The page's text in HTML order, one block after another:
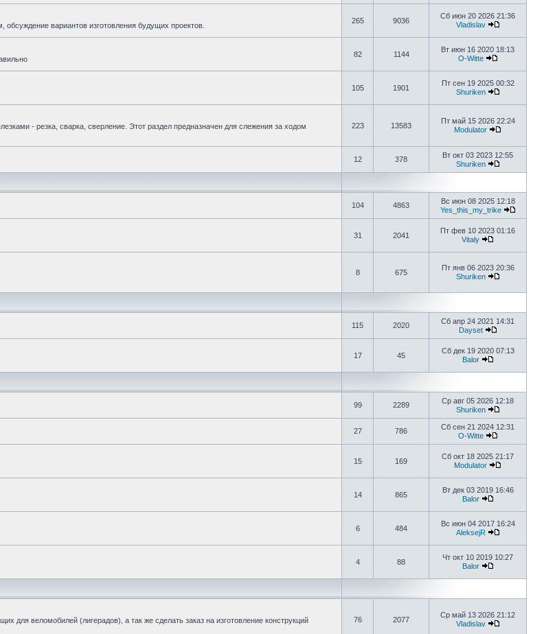
вариантов изготовления будущих проектов.
265 9036
Сб июн 20 2026 21:36
Vladislav
82 1144
Вт июн 16 2020 18:13
O-Witte
105 1901
Пт сен 19 2025 00:32
Shuriken
- резка, сварка, сверление. Этот раздел предназначен для слежения за ходом
223 13583
Пт май 15 2026 22:24
Modulator
12 378
Вт окт 03 2023 12:55
Shuriken
104 4863
Вс июн 08 2025 12:18
Yes_this_my_trike
31 2041
Пт фев 10 2023 01:16
Vitaly
8 675
Пт янв 06 2023 20:36
Shuriken
115 2020
Сб апр 24 2021 14:31
Dayset
17 45
Сб дек 19 2020 07:13
Balor
99 2289
Ср авг 05 2026 12:18
Shuriken
27 786
Сб сен 21 2024 12:31
O-Witte
15 169
Сб окт 18 2025 21:17
Modulator
14 865
Вт дек 03 2019 16:46
Balor
6 484
Вс июн 04 2017 16:24
AleksejR
4 88
Чт окт 10 2019 10:27
Balor
для веломобилей (лигерадов), а так же сделать заказ на изготовление конструкций
76 2077
Ср май 13 2026 21:12
Vladislav